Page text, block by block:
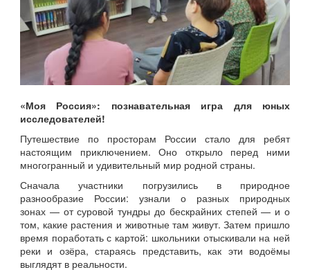
«Моя Россия»: познавательная игра для юных
исследователей!
Путешествие по просторам России стало для ребят
настоящим приключением. Оно открыло перед ними
многогранный и удивительный мир родной страны.
Сначала участники погрузились в природное
разнообразие России: узнали о разных природных
зонах — от суровой тундры до бескрайних степей — и о
том, какие растения и животные там живут. Затем пришло
время поработать с картой: школьники отыскивали на ней
реки и озёра, стараясь представить, как эти водоёмы
выглядят в реальности.